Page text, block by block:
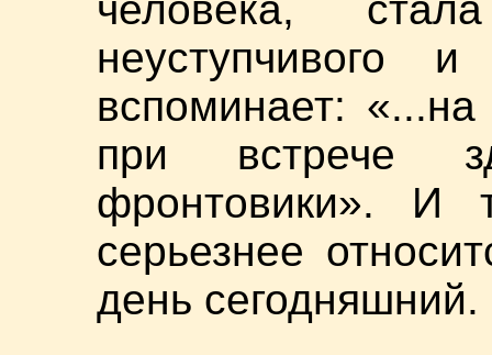
человека,
неуступчивого
вспоминает:
при встрече
фронтовики». И
серьезнее
день сегодняшний.